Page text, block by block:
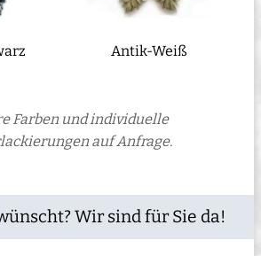
Antik-Weiß
Farben und individuelle
auf Anfrage.
Wir sind für Sie da!